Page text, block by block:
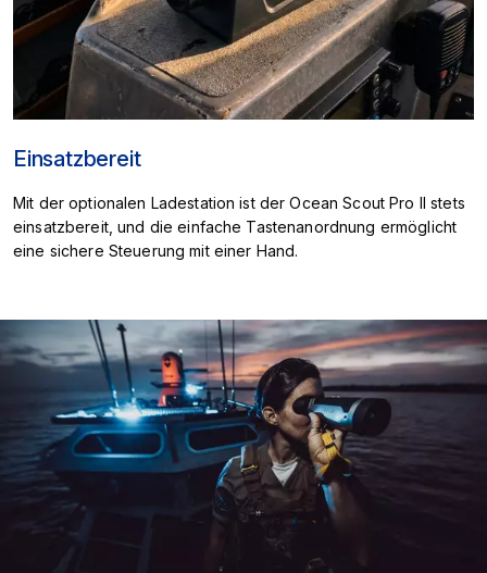
Einsatzbereit
Mit der optionalen Ladestation ist der Ocean Scout Pro II stets
einsatzbereit, und die einfache Tastenanordnung ermöglicht
eine sichere Steuerung mit einer Hand.